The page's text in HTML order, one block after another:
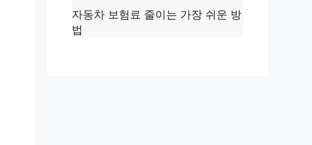
자동차 보험료 줄이는 가장 쉬운 방
법